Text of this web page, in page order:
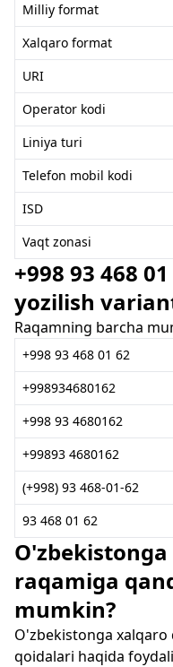
Milliy format
Xalqaro format
URI
Operator kodi
Liniya turi
Telefon mobil kodi
ISD
Vaqt zonasi
+998 93 468
yozilish
Raqamning barcha
+998 93 468 01 62
+998934680162
+998 93 4680162
+99893 4680162
(+998) 93 468-01-62
93 468 01 62
O'zbekistonga
raqamiga
mumkin?
O'zbekistonga
qoidalari haqida